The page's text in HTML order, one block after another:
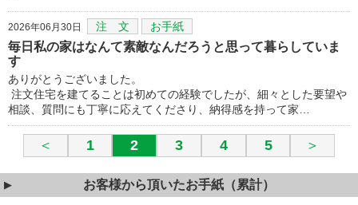
2026年06月30日 注 文 お手紙
毎日私の家はなんて素敵なんだろうと思って暮らしていま
す
ありがとうございました。
注文住宅を建てることは初めての経験でしたが、細々とした要望や
相談、質問にも丁寧に応えてくださり、納得感を持って家…
＜ 1 2 3 4 5 ＞
お客様から頂いたお手紙（累計）